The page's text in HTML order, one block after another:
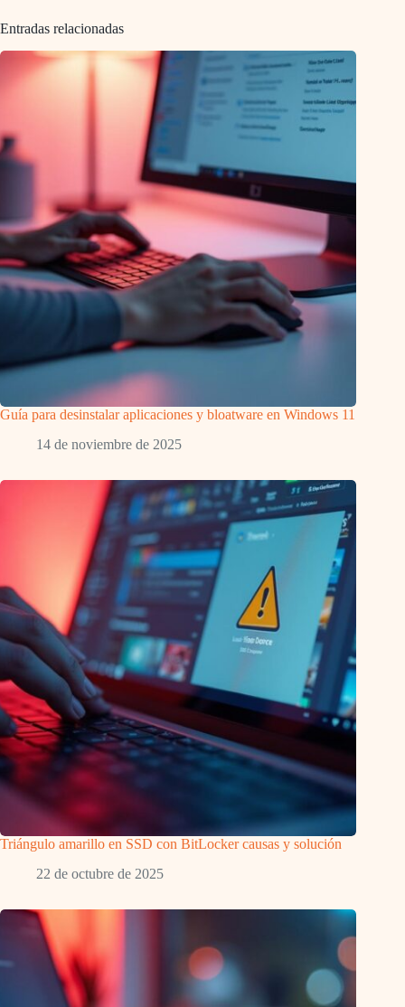
Entradas relacionadas
Guía para desinstalar aplicaciones y bloatware en Windows 11
14 de noviembre de 2025
Triángulo amarillo en SSD con BitLocker causas y solución
22 de octubre de 2025